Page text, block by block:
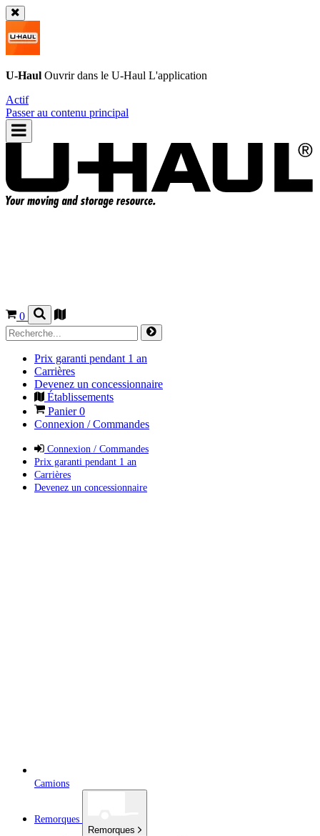
U-Haul Ouvrir dans le U-Haul L'application
Actif
Passer au contenu principal
0
Prix garanti pendant 1 an
Carrières
Devenez un concessionnaire
Établissements
Panier0
Connexion / Commandes
Connexion / Commandes
Prix garanti pendant 1 an
Carrières
Devenez un concessionnaire
Camions
Remorques
Remorques